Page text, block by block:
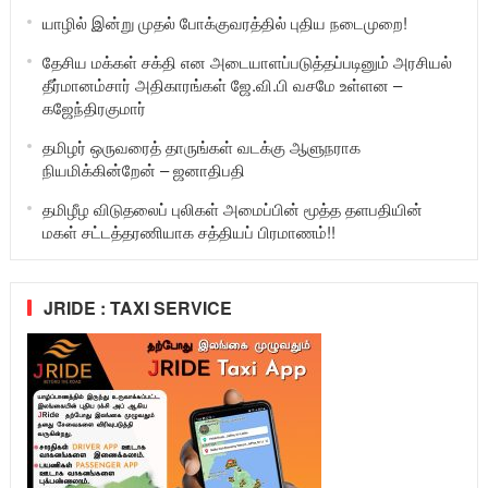
யாழில் இன்று முதல் போக்குவரத்தில் புதிய நடைமுறை!
தேசிய மக்கள் சக்தி என அடையாளப்படுத்தப்படினும் அரசியல்
தீர்மானம்சார் அதிகாரங்கள் ஜே.வி.பி வசமே உள்ளன –
கஜேந்திரகுமார்
தமிழர் ஒருவரைத் தாருங்கள் வடக்கு ஆளுநராக
நியமிக்கின்றேன் – ஜனாதிபதி
தமிழீழ விடுதலைப் புலிகள் அமைப்பின் மூத்த தளபதியின்
மகள் சட்டத்தரணியாக சத்தியப் பிரமாணம்!!
JRIDE : TAXI SERVICE